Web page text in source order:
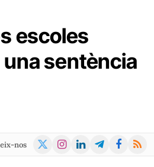
escoles
una sentència
nos
X
Instagram
LinkedInTelegramFacebook
RSS